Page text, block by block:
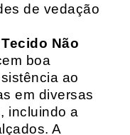
de vedação
Não
boa
ao
em diversas
incluindo a
A